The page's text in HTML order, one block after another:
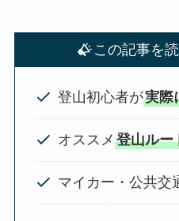
この記事を
登山初心者が実際
オススメ 登山ルー
マイカー・公共交